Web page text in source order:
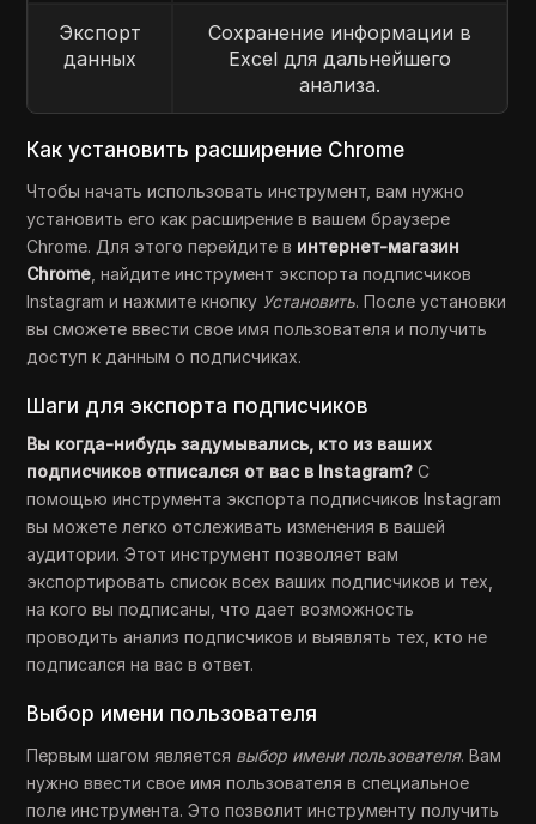
Экспорт
данных
Сохранение информации в
Excel для дальнейшего
анализа.
Как установить расширение Chrome
Чтобы начать использовать инструмент, вам нужно
установить его как расширение в вашем браузере
Chrome. Для этого перейдите в интернет-магазин
Chrome , найдите инструмент экспорта подписчиков
Instagram и нажмите кнопку Установить. После установки
вы сможете ввести свое имя пользователя и получить
доступ к данным о подписчиках.
Шаги для экспорта подписчиков
Вы когда-нибудь задумывались, кто из ваших
подписчиков отписался от вас в Instagram? С
помощью инструмента экспорта подписчиков Instagram
вы можете легко отслеживать изменения в вашей
аудитории. Этот инструмент позволяет вам
экспортировать список всех ваших подписчиков и тех,
на кого вы подписаны, что дает возможность
проводить анализ подписчиков и выявлять тех, кто не
подписался на вас в ответ.
Выбор имени пользователя
Первым шагом является выбор имени пользователя. Вам
нужно ввести свое имя пользователя в специальное
поле инструмента. Это позволит инструменту получить